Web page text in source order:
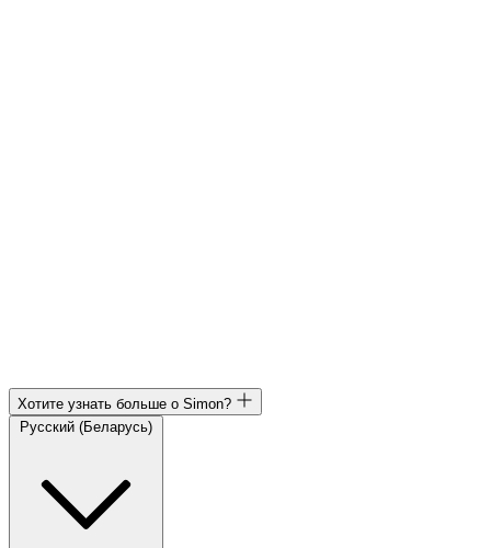
Хотите узнать больше о Simon?